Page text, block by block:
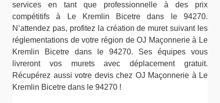
services en tant que professionnelle à des prix
compétitifs à Le Kremlin Bicetre dans le 94270.
N’attendez pas, profitez la création de muret suivant les
réglementations de votre région de OJ Maçonnerie à Le
Kremlin Bicetre dans le 94270. Ses équipes vous
livreront vos murets avec déplacement gratuit.
Récupérez aussi votre devis chez OJ Maçonnerie à Le
Kremlin Bicetre dans le 94270 !